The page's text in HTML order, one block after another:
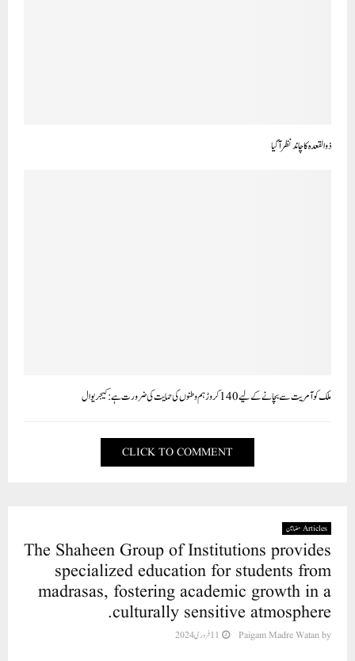
ذو القعدہ کاچاند نظرآ گیا
ملک کو آمریت سے بچانے کے لیے 140 کروڑ ہم وطنوں کی حمایت کی ضرورت ہے: کیجریوال
CLICK TO COMMENT
Articles مضامین
The Shaheen Group of Institutions provides
specialized education for students from
madrasas, fostering academic growth in a
culturally sensitive atmosphere.
by
Paigam Madre Watan 11 فروری 2024